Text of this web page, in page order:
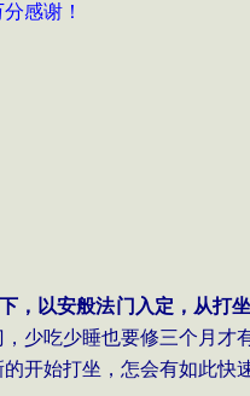
感谢！
，以安般法门入定，从打
少吃少睡也要修三个月
开始打坐，怎会有如此